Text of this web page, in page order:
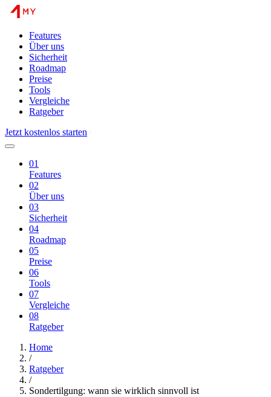
Features
Über uns
Sicherheit
Roadmap
Preise
Tools
Vergleiche
Ratgeber
Jetzt kostenlos starten
01
Features
02
Über uns
03
Sicherheit
04
Roadmap
05
Preise
06
Tools
07
Vergleiche
08
Ratgeber
Home
/
Ratgeber
/
Sondertilgung: wann sie wirklich sinnvoll ist